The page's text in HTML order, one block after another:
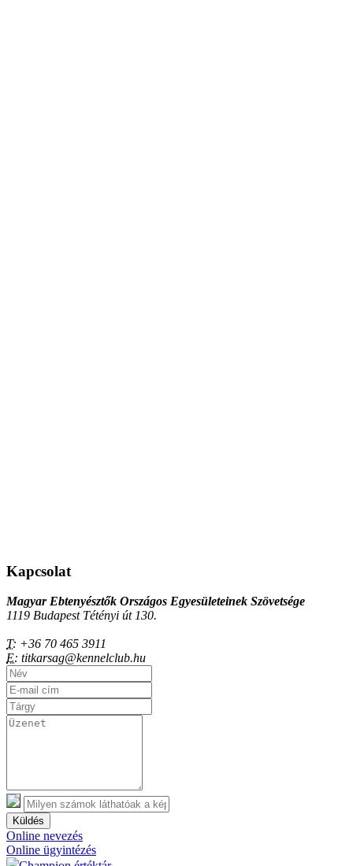
Kapcsolat
Magyar Ebtenyésztők Országos Egyesületeinek Szövetsége
1119 Budapest Tétényi út 130.
T: +36 70 465 3911
E: titkarsag@kennelclub.hu
Küldés
Online nevezés
Online ügyintézés